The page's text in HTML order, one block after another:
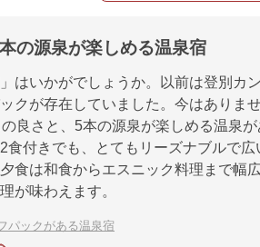
の源泉が楽しめる温泉宿
はいかがでしょうか。以前は登別カ
クが存在していました。今はありま
良さと、5本の源泉が楽しめる温泉が
食付きでも、とてもリーズナブルで広
食は和食からエスニック料理まで幅
が味わえます。
パックがある温泉宿